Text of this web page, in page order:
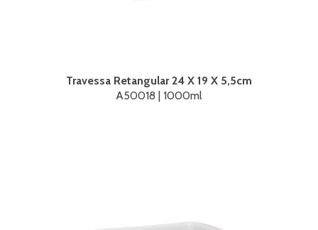
Travessa Retangular 24 X 19 X 5,5cm
A50018 | 1000ml